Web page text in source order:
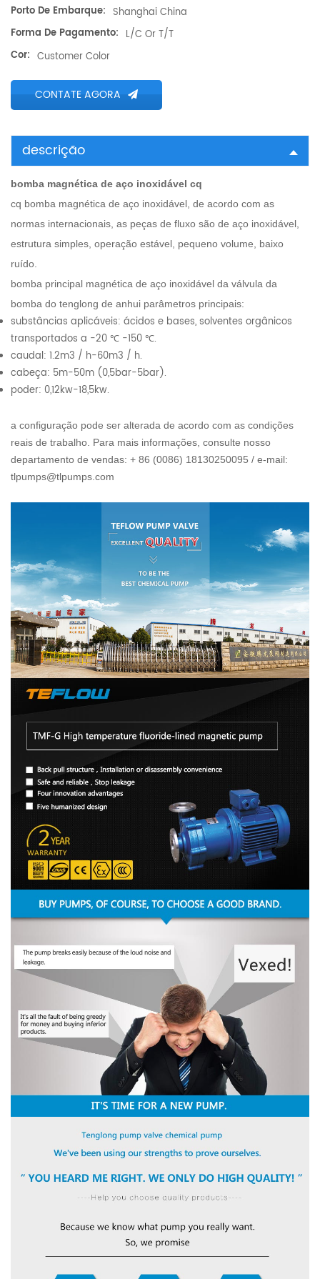
Porto De Embarque: Shanghai China
Forma De Pagamento: L/C Or T/T
Cor: Customer Color
CONTATE AGORA
descrição
bomba magnética de aço inoxidável cq
cq bomba magnética de aço inoxidável, de acordo com as
normas internacionais, as peças de fluxo são de aço inoxidável,
estrutura simples, operação estável, pequeno volume, baixo
ruído.
bomba principal magnética de aço inoxidável da válvula da
bomba do tenglong de anhui parâmetros principais:
substâncias aplicáveis: ácidos e bases, solventes orgânicos
transportados a -20 ℃ -150 ℃.
caudal: 1.2m3 / h-60m3 / h.
cabeça: 5m-50m (0,5bar-5bar).
poder: 0,12kw-18,5kw.
a configuração pode ser alterada de acordo com as condições
reais de trabalho. Para mais informações, consulte nosso
departamento de vendas: + 86 (0086) 18130250095 / e-mail:
tlpumps@tlpumps.com